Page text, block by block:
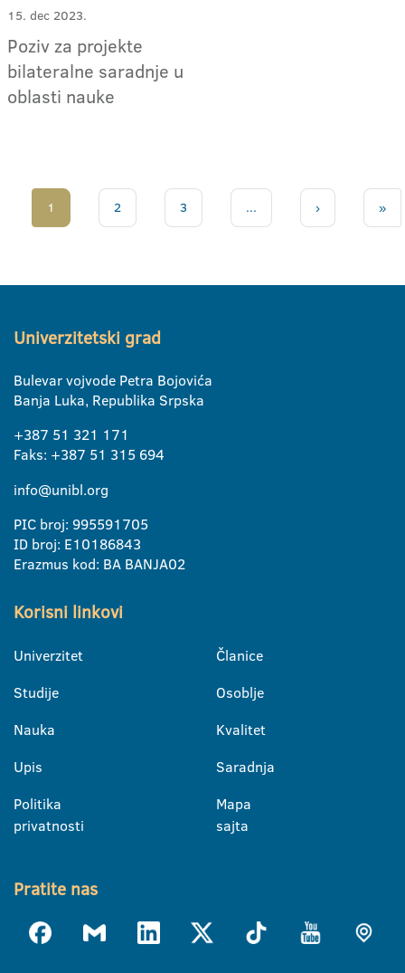
15. dec 2023.
Poziv za projekte
bilateralne saradnje u
oblasti nauke
1 2 3 ... › »
Univerzitetski grad
Bulevar vojvode Petra Bojovića
Banja Luka, Republika Srpska
+387 51 321 171
Faks: +387 51 315 694
info@unibl.org
PIC broj: 995591705
ID broj: E10186843
Erazmus kod: BA BANJA02
Korisni linkovi
Univerzitet
Studije
Nauka
Upis
Politika
privatnosti
Članice
Osoblje
Kvalitet
Saradnja
Mapa
sajta
Pratite nas